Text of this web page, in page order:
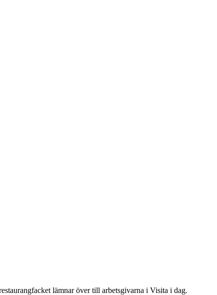
lämnar över till arbetsgivarna i Visita i dag.